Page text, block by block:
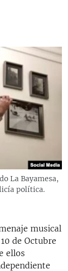
La Bayamesa,
política.
musical
de Octubre
ellos